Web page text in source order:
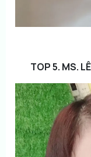
TOP 5. MS.